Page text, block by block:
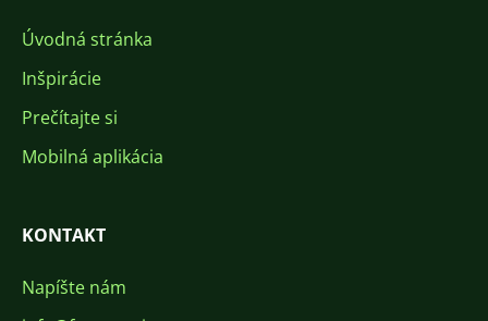
Úvodná stránka
Inšpirácie
Prečítajte si
Mobilná aplikácia
KONTAKT
Napíšte nám